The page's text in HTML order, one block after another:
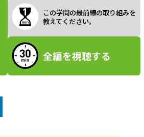
V
i
この学問の最前線の取り組みを
教えてください。
全編を視聴する